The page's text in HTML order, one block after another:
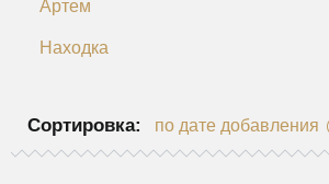
Артем
Находка
Сортировка: по дате добавления